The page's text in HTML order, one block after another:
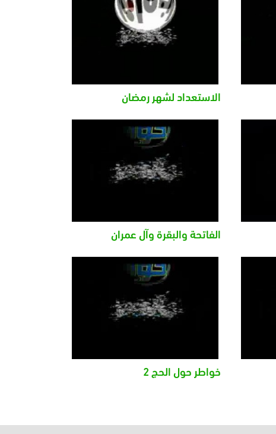
الاستعداد لشهر رمضان
الفاتحة والبقرة وآل عمران
خواطر حول الحج 2